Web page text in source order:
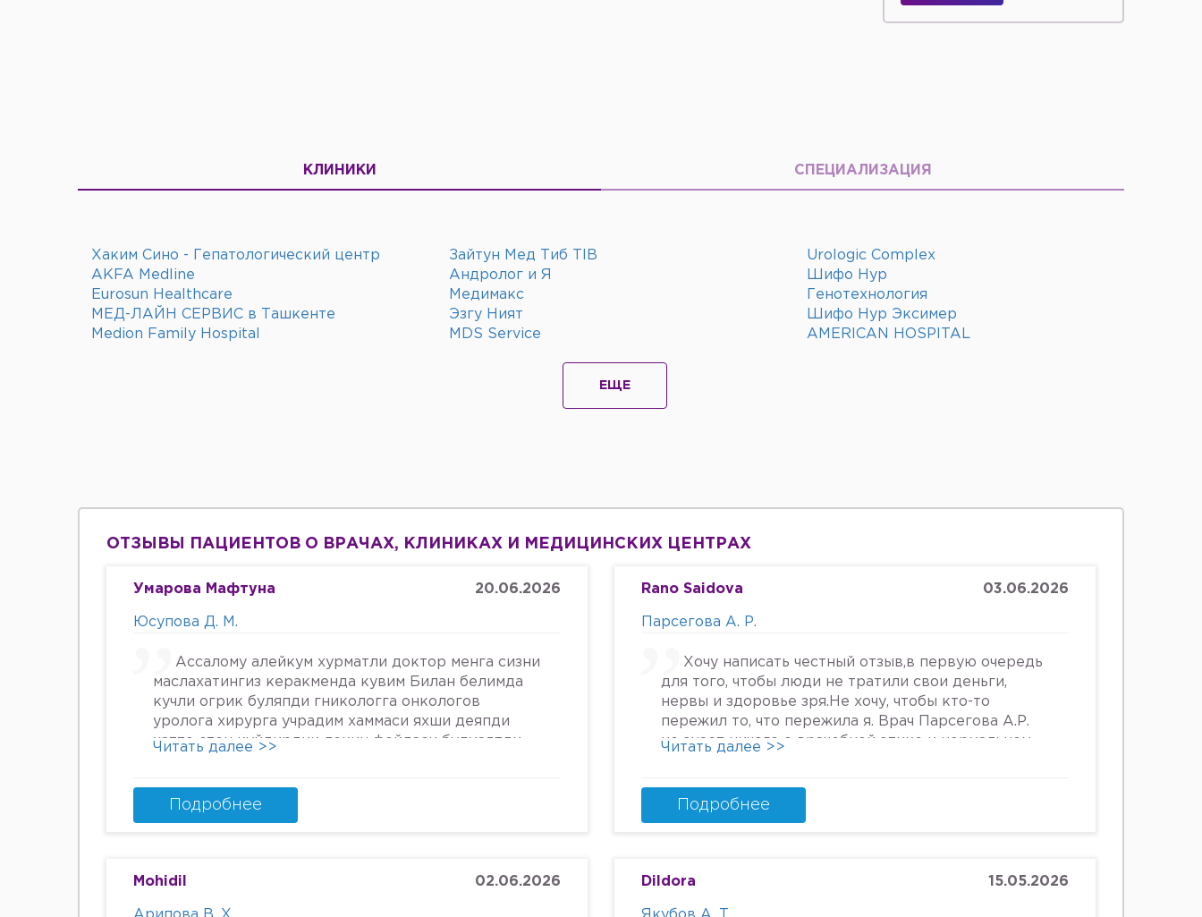
КЛИНИКИ СПЕЦИАЛИЗАЦИЯ
Хаким Сино - Гепатологический центр Зайтун Мед Тиб TIB
Urologic Complex
AKFA Medline
Андролог и Я
Шифо Нур
Eurosun Healthcare
Медимакс
Генотехнология
МЕД-ЛАЙН СЕРВИС в Ташкенте
Эзгу Ният
Шифо Нур Эксимер
Medion Family Hospital
MDS Service AMERICAN HOSPITAL
ЕЩЕ
ОТЗЫВЫ ПАЦИЕНТОВ О ВРАЧАХ, КЛИНИКАХ И МЕДИЦИНСКИХ ЦЕНТРАХ
Умарова Мафтуна 20.06.2026
Юсупова Д. М.
Ассалому алейкум хурматли доктор менга сизни
маслахатингиз керакменда кувим Билан белимда
кучли огрик буляпди гникологга онкологов
уролога хирурга учрадим хаммаси яхши деяпди
хатто стен куйдирдик лекин фойдаси булмаяпди
Энди Нима килшини билмай колдим ердам Беринг
34га кирдим 3та фарзанди бор хурмат Билан
Читать далее >>
Подробнее
Rano Saidova 03.06.2026
Парсегова А. Р.
Хочу написать честный отзыв,в первую очередь
для того, чтобы люди не тратили свои деньги,
нервы и здоровье зря.Не хочу, чтобы кто-то
пережил то, что пережила я. Врач Парсегова А.Р.
не знает ничего о врачебной этике и нормальном
идите.Я не знала, что врач, тем более женщина,
может так унижать женщин, убивать в них
кресле и грубом ощупывании и т.д.,придя домой я
Читать далее >>
Подробнее
Mohidil 02.06.2026 Dildora 15.05.2026